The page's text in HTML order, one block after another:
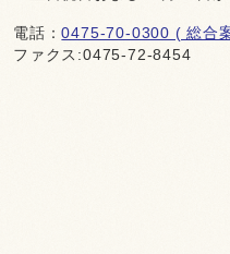
電話：0475-70-0300 ( 総合
ファクス:0475-72-8454